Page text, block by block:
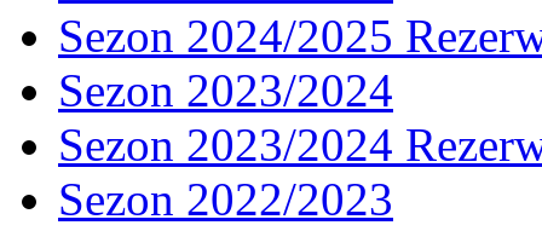
Sezon 2024/2025
Sezon 2023/2024
Sezon 2023/2024
Sezon 2022/2023